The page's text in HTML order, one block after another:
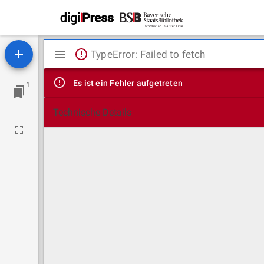
1
Mirador
Viewer
TypeError: Failed to fetch
Es ist ein Fehler aufgetreten
Technische Details